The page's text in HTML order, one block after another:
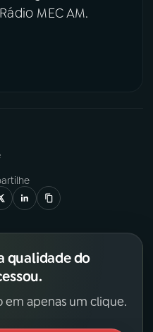
MEC AM.
qualidade do
em apenas um clique.